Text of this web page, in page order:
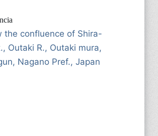
the confluence of Shira-
Outaki R., Outaki mura,
Nagano Pref., Japan